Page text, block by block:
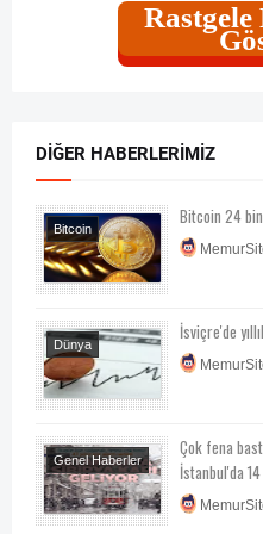
DIĞER HABERLERIMIZ
Bitcoin
Bitcoin 24
Dünya
Ekonomi
Ekonomi-Piyasa-
İsviçre'de
Genel Haberler
Hava Durumu
Çok fena
İstanbul'da